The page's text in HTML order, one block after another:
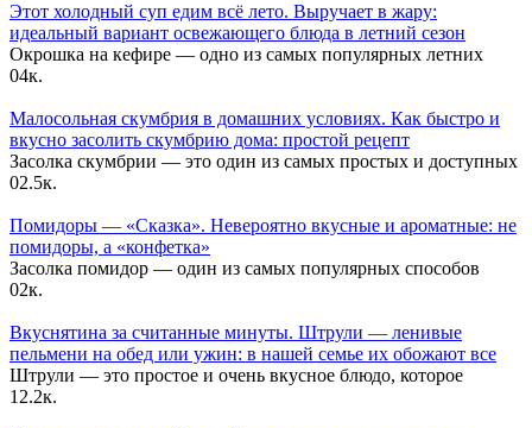
Этот холодный суп едим всё лето. Выручает в жару:
идеальный вариант освежающего блюда в летний сезон
Окрошка на кефире — одно из самых популярных летних
04к.
Малосольная скумбрия в домашних условиях. Как быстро и
вкусно засолить скумбрию дома: простой рецепт
Засолка скумбрии — это один из самых простых и доступных
02.5к.
Помидоры — «Сказка». Невероятно вкусные и ароматные: не
помидоры, а «конфетка»
Засолка помидор — один из самых популярных способов
02к.
Вкуснятина за считанные минуты. Штрули — ленивые
пельмени на обед или ужин: в нашей семье их обожают все
Штрули — это простое и очень вкусное блюдо, которое
1 2.2к.